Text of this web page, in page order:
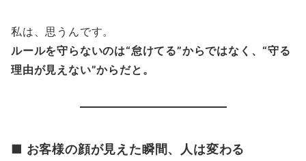
私は、思うんです。
ルールを守らないのは“怠けてる”からではなく、“守る
理由が見えない”からだと。
■ お客様の顔が見えた瞬間、人は変わる